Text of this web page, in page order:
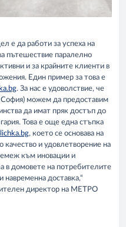
е да работи за успеха на
пътешествие паралелно
и за крайните клиенти в
Един пример за това е
. За нас е удоволствие, че
София) можем да предоставим
да имат пряк достъп до
Това е още една стъпка
, което се основава на
качество и удовлетворение на
към иновации и
в домовете на потребителите
навременна доставка,“
директор на МЕТРО